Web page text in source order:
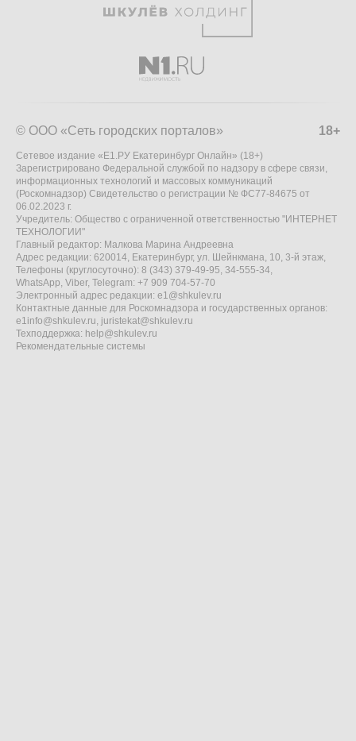
18+
© ООО «Сеть городских порталов»
Сетевое издание «Е1.РУ Екатеринбург Онлайн» (18+)
Зарегистрировано Федеральной службой по надзору в сфере связи,
информационных технологий и массовых коммуникаций
(Роскомнадзор) Свидетельство о регистрации № ФС77-84675 от
06.02.2023 г.
Учредитель: Общество с ограниченной ответственностью "ИНТЕРНЕТ
ТЕХНОЛОГИИ"
Главный редактор: Малкова Марина Андреевна
Адрес редакции: 620014, Екатеринбург, ул. Шейнкмана, 10, 3-й этаж,
Телефоны (круглосуточно): 8 (343) 379-49-95, 34-555-34,
WhatsApp, Viber, Telegram: +7 909 704-57-70
Электронный адрес редакции: e1@shkulev.ru
Контактные данные для Роскомнадзора и государственных органов:
e1info@shkulev.ru, juristekat@shkulev.ru
Техподдержка: help@shkulev.ru
Рекомендательные системы